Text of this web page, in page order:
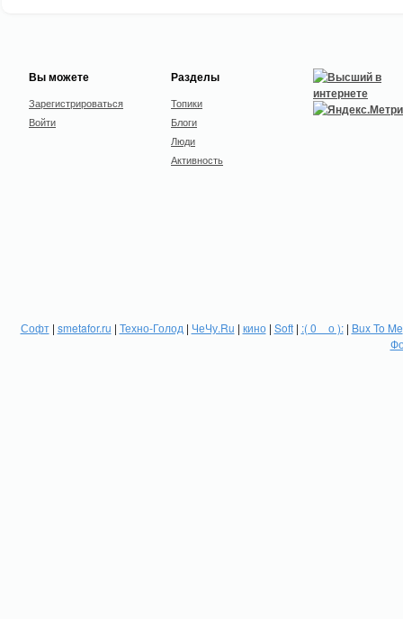
Вы можете
Зарегистрироваться
Войти
Разделы
Топики
Блоги
Люди
Активность
Софт| smetafor.ru | Техно-Голод | ЧеЧу.Ru | кино| Soft| :( 0 _ о ):| Bux To Me